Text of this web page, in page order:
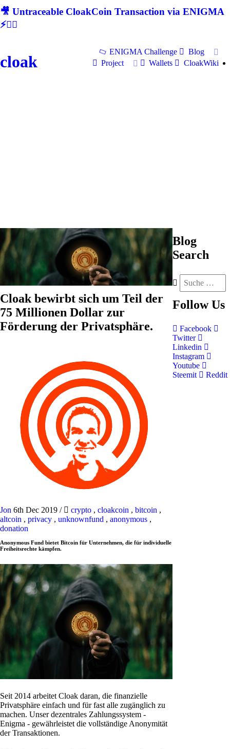
🎥 Untraceable CloakCoin Transaction via ENIGMA
⚡🕵‍♂
cloak
ENIGMA Challenge
Blog
Project
Wallets CloakWiki
Cloak bewirbt sich um Teil der
75 Millionen Dollar zur
Förderung der Privatsphäre.
Jon 6th Dec 2019 / crypto , cloakcoin , bitcoin ,
altcoin , privacy , unknownfund , anonymous ,
donation
Anonymous Fund bietet Bitcoin für Unternehmen, die für individuelle
Freiheitsrechte kämpfen.
Seit 2014 arbeitet Cloak daran, die finanzielle
Privatsphäre einfach und für fast alle zugänglich zu
machen. Unser dezentrales Zahlungssystem -
Enigma - gewährleistet die vollständige Anonymität
der Transaktionen.
Blog
Search
Follow Us
Facebook
Twitter
Linkedin
Instagram
Youtube
Steemit
Reddit